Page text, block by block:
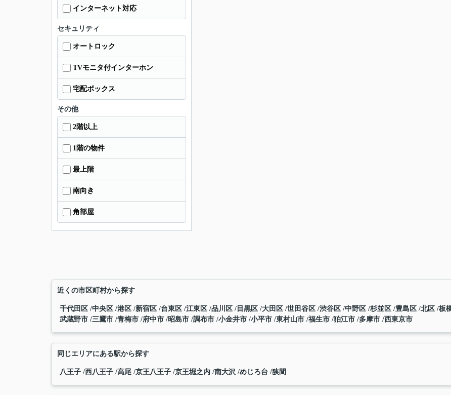
インターネット対応
セキュリティ
オートロック
TVモニタ付インターホン
宅配ボックス
その他
2階以上
1階の物件
最上階
南向き
角部屋
近くの市区町村から探す
千代田区 中央区 港区 新宿区 台東区 江東区 品川区 目黒区 大田区 世田谷区 渋谷区 中野区 杉並区 豊島区 北区 板
武蔵野市 三鷹市 青梅市 府中市 昭島市 調布市 小金井市 小平市 東村山市 福生市 狛江市 多摩市 西東京市
同じエリアにある駅から探す
八王子 西八王子 高尾 京王八王子 京王堀之内 南大沢 めじろ台 狭間